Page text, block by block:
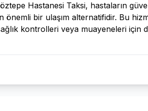
Hastanesi Taksi, hastaların
önemli bir ulaşım alternatifidir. Bu
kontrolleri veya muayeneleri için